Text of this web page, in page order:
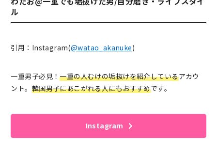
ル
引用：Instagram(@watao_akanuke)
一重男子必見！一重の人むけの垢抜けを紹介しているアカウ
ント。 韓国男子にあこがれる人にもおすすめです。
Instagram